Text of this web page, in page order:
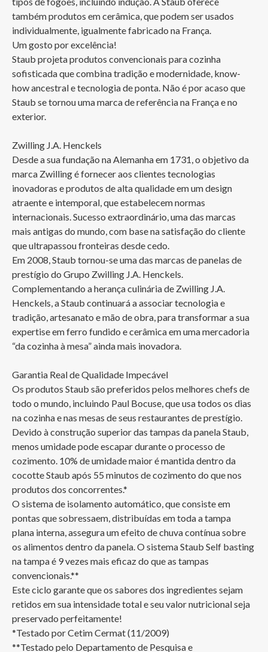
também produtos em cerâmica, que podem ser usados
individualmente, igualmente fabricado na França.
Um gosto por excelência!
Staub projeta produtos convencionais para cozinha
sofisticada que combina tradição e modernidade, know-
how ancestral e tecnologia de ponta. Não é por acaso que
Staub se tornou uma marca de referência na França e no
exterior.
Zwilling J.A. Henckels
Desde a sua fundação na Alemanha em 1731, o objetivo da
marca Zwilling é fornecer aos clientes tecnologias
inovadoras e produtos de alta qualidade em um design
atraente e intemporal, que estabelecem normas
internacionais. Sucesso extraordinário, uma das marcas
mais antigas do mundo, com base na satisfação do cliente
que ultrapassou fronteiras desde cedo.
Em 2008, Staub tornou-se uma das marcas de panelas de
prestígio do Grupo Zwilling J.A. Henckels.
Complementando a herança culinária de Zwilling J.A.
Henckels, a Staub continuará a associar tecnologia e
tradição, artesanato e mão de obra, para transformar a sua
expertise em ferro fundido e cerâmica em uma mercadoria
“da cozinha à mesa” ainda mais inovadora.
Garantia Real de Qualidade Impecável
Os produtos Staub são preferidos pelos melhores chefs de
todo o mundo, incluindo Paul Bocuse, que usa todos os dias
na cozinha e nas mesas de seus restaurantes de prestígio.
Devido à construção superior das tampas da panela Staub,
menos umidade pode escapar durante o processo de
cozimento. 10% de umidade maior é mantida dentro da
cocotte Staub após 55 minutos de cozimento do que nos
produtos dos concorrentes.*
O sistema de isolamento automático, que consiste em
pontas que sobressaem, distribuídas em toda a tampa
plana interna, assegura um efeito de chuva contínua sobre
os alimentos dentro da panela. O sistema Staub Self basting
na tampa é 9 vezes mais eficaz do que as tampas
convencionais.**
Este ciclo garante que os sabores dos ingredientes sejam
retidos em sua intensidade total e seu valor nutricional seja
preservado perfeitamente!
*Testado por Cetim Cermat (11/2009)
**Testado pelo Departamento de Pesquisa e